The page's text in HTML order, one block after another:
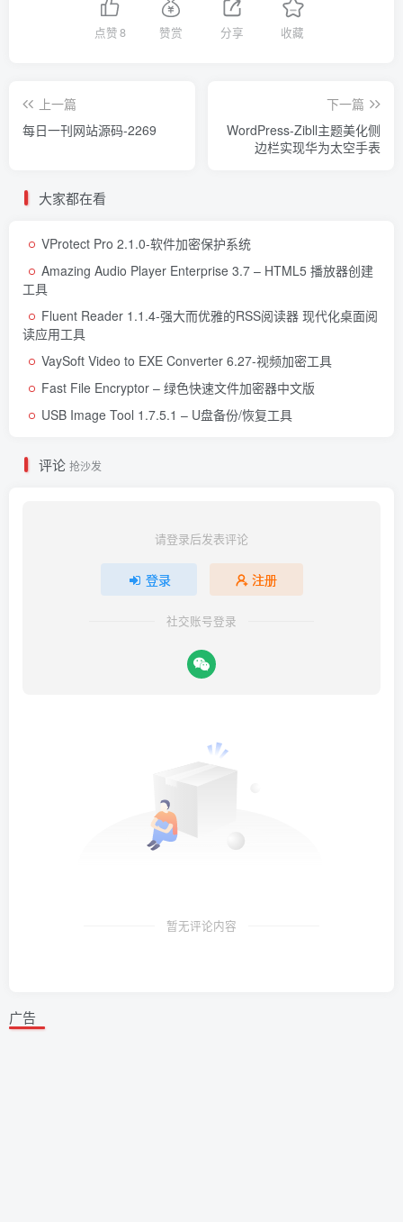
点赞8 赞赏 分享 收藏
上一篇
每日一刊网站源码-2269
下一篇
WordPress-Zibll主题美化侧
边栏实现华为太空手表
大家都在看
VProtect Pro 2.1.0-软件加密保护系统
Amazing Audio Player Enterprise 3.7 – HTML5 播放器创建
工具
Fluent Reader 1.1.4-强大而优雅的RSS阅读器 现代化桌面阅
读应用工具
VaySoft Video to EXE Converter 6.27-视频加密工具
Fast File Encryptor – 绿色快速文件加密器中文版
USB Image Tool 1.7.5.1 – U盘备份/恢复工具
评论 抢沙发
请登录后发表评论
登录 注册
社交账号登录
暂无评论内容
广告